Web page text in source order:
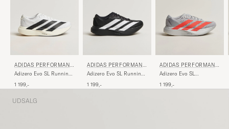
ADIDAS PERFORMANC
E
Adizero Evo SL Running
1 199,-
ADIDAS PERFORMANC
E
Adizero Evo SL Running
1 199,-
ADIDAS PERFORMANC
E
Adizero Evo SL
1 199,-
UDSALG